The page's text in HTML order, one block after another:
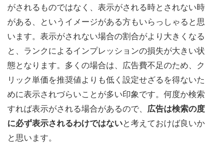
がされるものではなく、表示がされる時とされない時
がある、というイメージがある方もいらっしゃると思
います。表示がされない場合の割合がより大きくなる
と、ランクによるインプレッションの損失が大きい状
態となります。多くの場合は、広告費不足のため、ク
リック単価を推奨値よりも低く設定せざるを得ないた
めに表示されづらいことが多い印象です。何度か検索
すれば表示がされる場合があるので、
広告は検索の度
に必ず表示されるわけではないと考えておけば良いか
と思います。